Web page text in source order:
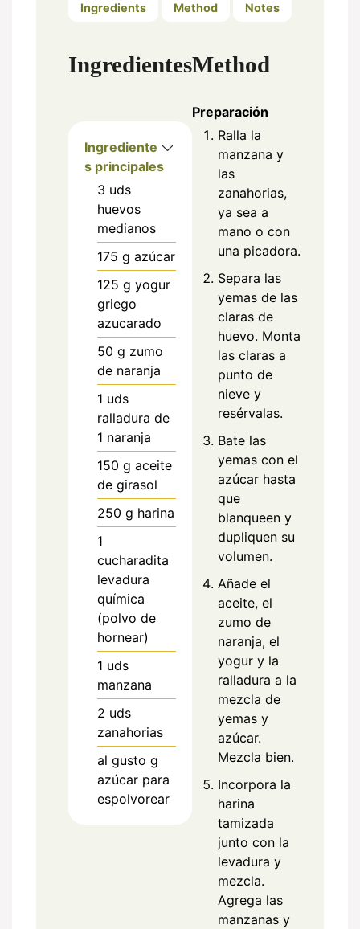
Ingredients Method Notes
Ingredientes
Ingrediente
s principales
3 uds
huevos
medianos
175 g azúcar
125 g yogur
griego
azucarado
50 g zumo
de naranja
1 uds
ralladura de
1 naranja
150 g aceite
de girasol
250 g harina
1
cucharadita
levadura
química
(polvo de
hornear)
1 uds
manzana
2 uds
zanahorias
al gusto g
azúcar para
espolvorear
Method
Preparación
Ralla la
manzana y
las
zanahorias,
ya sea a
mano o con
una picadora.
Separa las
yemas de las
claras de
huevo. Monta
las claras a
punto de
nieve y
resérvalas.
Bate las
yemas con el
azúcar hasta
que
blanqueen y
dupliquen su
volumen.
Añade el
aceite, el
zumo de
naranja, el
yogur y la
ralladura a la
mezcla de
yemas y
azúcar.
Mezcla bien.
Incorpora la
harina
tamizada
junto con la
levadura y
mezcla.
Agrega las
manzanas y